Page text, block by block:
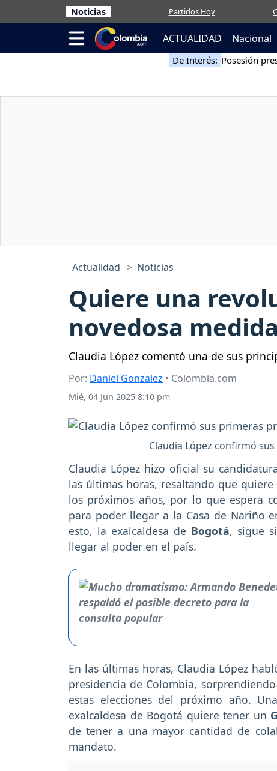
Noticias Partidos Hoy
ACTUALIDAD Nacional
De Interés: Posesión
Actualidad Noticias
Quiere una
novedosa
Claudia López comentó una de sus
Por: Daniel Gonzalez • Colombia.com
Mié, 04 Jun 2025 8:10 pm
Claudia López confirmó
Claudia López hizo oficial su
las últimas horas, resaltando que
los próximos años, por lo que espera
para poder llegar a la Casa de Nariño
esto, la exalcaldesa de Bogotá, sigue
llegar al poder en el país.
En las últimas horas, Claudia López
presidencia de Colombia,
estas elecciones del próximo año.
exalcaldesa de Bogotá quiere tener un
de tener a una mayor cantidad de
mandato.